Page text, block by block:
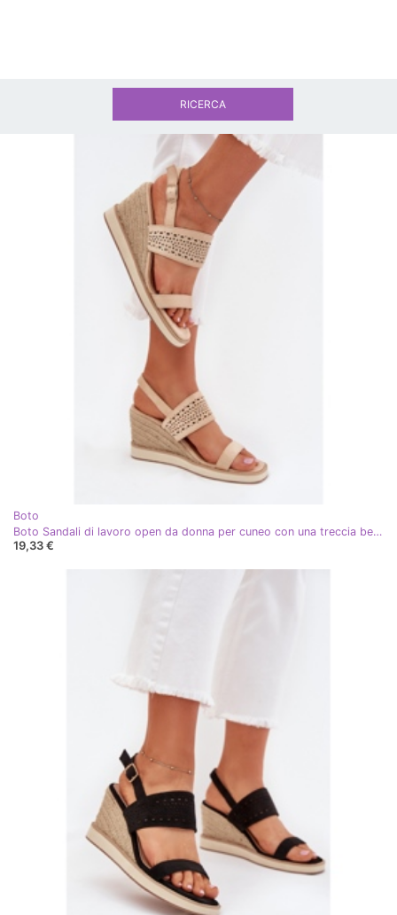
Boto
Boto Sandali di lavoro open da donna per cuneo con una treccia beige zolira
19,33 €
RICERCA